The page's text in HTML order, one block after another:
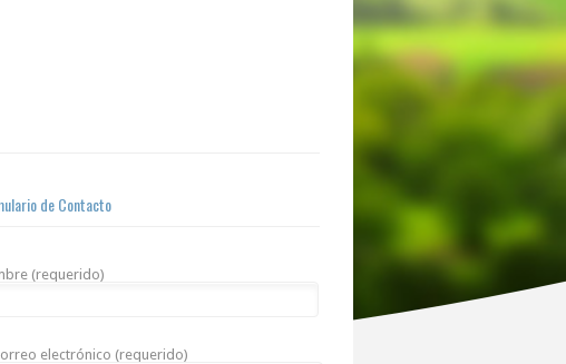
de Contacto
(requerido)
electrónico (requerido)